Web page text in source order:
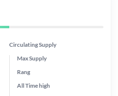
Circulating Supply
Max Supply
Rang
All Timehigh